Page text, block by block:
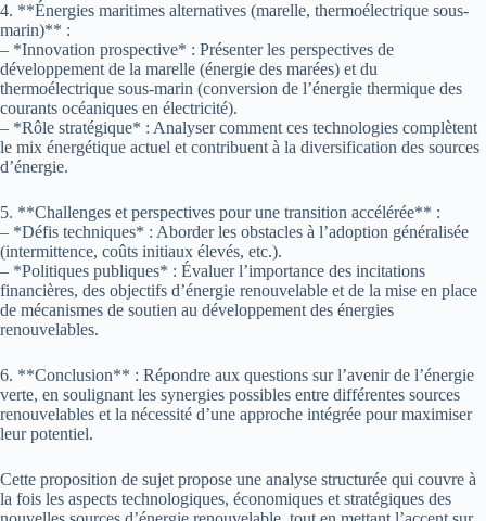
4. **Énergies maritimes alternatives (marelle, thermoélectrique sous-
marin)** :
– *Innovation prospective* : Présenter les perspectives de
développement de la marelle (énergie des marées) et du
thermoélectrique sous-marin (conversion de l’énergie thermique des
courants océaniques en électricité).
– *Rôle stratégique* : Analyser comment ces technologies complètent
le mix énergétique actuel et contribuent à la diversification des sources
d’énergie.
5. **Challenges et perspectives pour une transition accélérée** :
– *Défis techniques* : Aborder les obstacles à l’adoption généralisée
(intermittence, coûts initiaux élevés, etc.).
– *Politiques publiques* : Évaluer l’importance des incitations
financières, des objectifs d’énergie renouvelable et de la mise en place
de mécanismes de soutien au développement des énergies
renouvelables.
6. **Conclusion** : Répondre aux questions sur l’avenir de l’énergie
verte, en soulignant les synergies possibles entre différentes sources
renouvelables et la nécessité d’une approche intégrée pour maximiser
leur potentiel.
Cette proposition de sujet propose une analyse structurée qui couvre à
la fois les aspects technologiques, économiques et stratégiques des